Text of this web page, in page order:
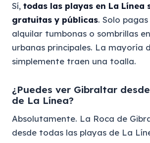
Sí, todas las playas en La Línea
gratuitas y públicas. Solo
alquilar tumbonas o sombrillas
urbanas principales. La mayoría
simplemente traen una toalla.
¿Puedes ver Gibraltar
de La Línea?
Absolutamente. La Roca de
desde todas las playas de La